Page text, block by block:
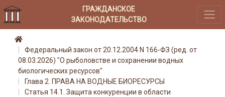
ГРАЖДАНСКОЕ
ЗАКОНОДАТЕЛЬСТВО
Федеральный закон от 20.12.2004 N 166-ФЗ (ред. от
08.03.2026) "О рыболовстве и сохранении водных
биологических ресурсов"
Глава 2. ПРАВА НА ВОДНЫЕ БИОРЕСУРСЫ
Статья 14.1. Защита конкуренции в области